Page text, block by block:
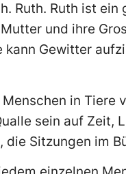
Ruth. Ruth ist
und ihre
kann Gewitter
in Tiere
sein auf Zeit,
die Sitzungen im